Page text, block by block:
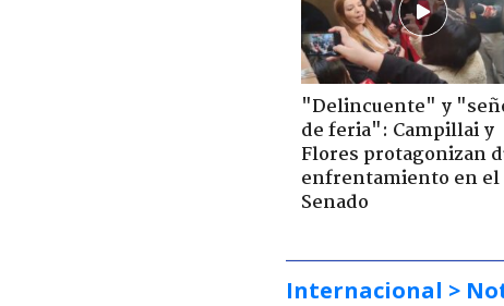
"Delincuente" y
de feria": Campillai y
Flores protagonizan
enfrentamiento en el
Senado
Internacional >